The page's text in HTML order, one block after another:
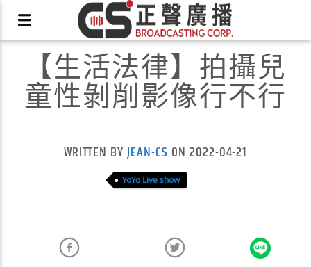
X
【生活法律】拍攝兒
童性剝削影像行不行
WRITTEN BYJEAN-CS ON 2022-04-21
YoYo Live show